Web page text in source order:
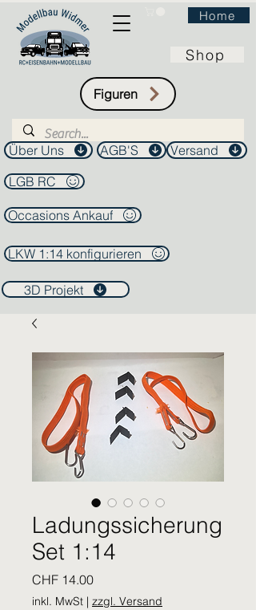
Home
Shop
Figuren
Über Uns AGB'S
Versand
LGB RC
Occasions Ankauf
LKW 1:14 konfigurieren
3D Projekt
Ladungssicherung
Set 1:14
CHF 14.00Preis
inkl. MwSt | zzgl. Versand